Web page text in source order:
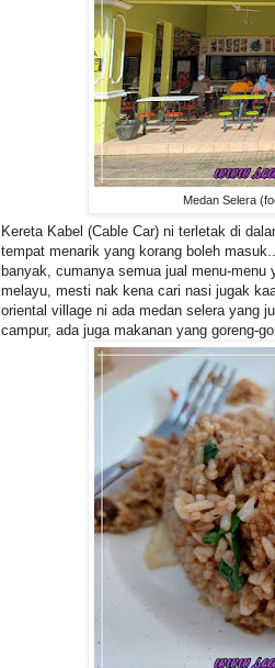
Medan Selera
Kereta Kabel (Cable Car) ni terletak di
tempat menarik yang korang boleh
banyak, cumanya semua jual menu-
melayu, mesti nak kena cari nasi jugak
oriental village ni ada medan selera yang
campur, ada juga makanan yang goreng-